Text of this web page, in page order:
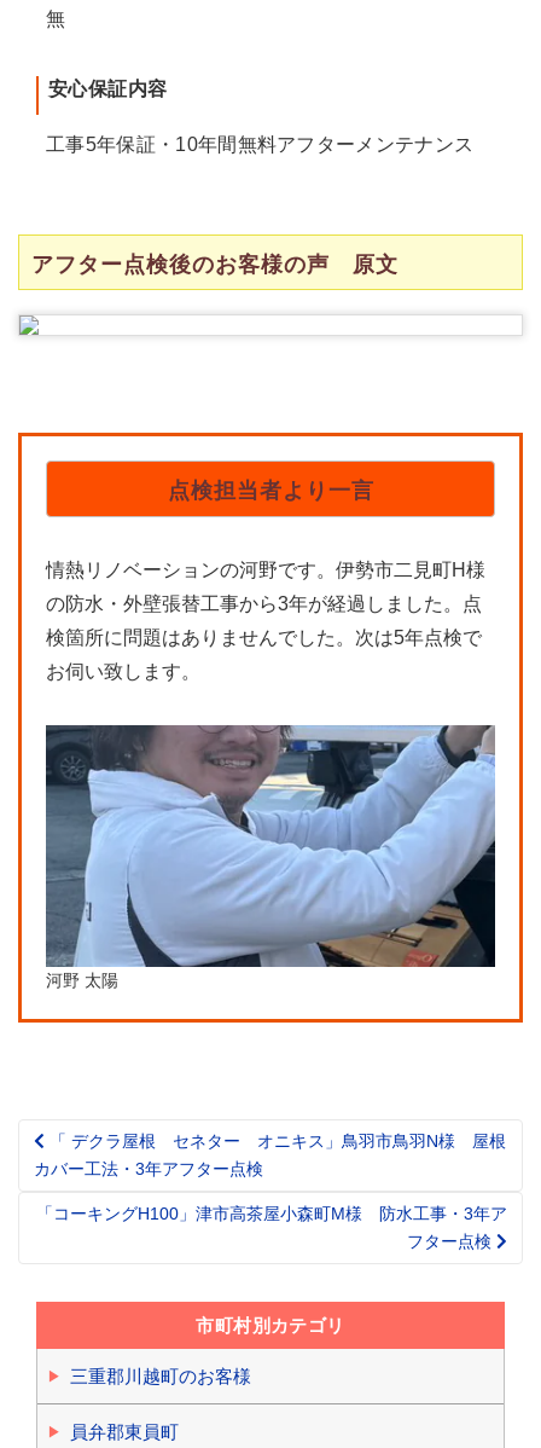
無
安心保証内容
工事5年保証・10年間無料アフターメンテナンス
アフター点検後のお客様の声 原文
点検担当者より一言
情熱リノベーションの河野です。伊勢市二見町H様
の防水・外壁張替工事から3年が経過しました。点
検箇所に問題はありませんでした。次は5年点検で
お伺い致します。
河野 太陽
Post
navigation
「 デクラ屋根 セネター オニキス」鳥羽市鳥羽N様 屋根
カバー工法・3年アフター点検
「コーキングH100」津市高茶屋小森町M様 防水工事・3年ア
フター点検
市町村別カテゴリ
三重郡川越町のお客様
員弁郡東員町